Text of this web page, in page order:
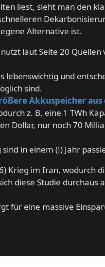
liest, sieht man den
Alternative ist.
laut Seite 20 Quellen
lebenswichtig und
sind.
Akkuspeicher aus
z. B. eine 1 TWh
Dollar, nur noch 70
in einem (!) Jahr
Krieg im Iran, wodurch
diese Studie durchaus
für eine massive